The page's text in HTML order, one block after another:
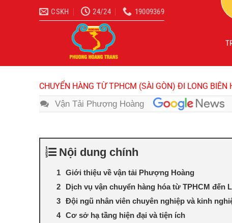
CSKH 24/24 19009369
CHUYỂN HÀNG TỪ TPHCM (SÀI GÒN) ĐI LONG BIÊN
Vận Tải Phượng Hoàng
Nội dung chính
Giới thiệu về vận tải Phượng Hoàng
Dịch vụ vận chuyển hàng hóa từ TPHCM đến
Đội ngũ nhân viên chuyên nghiệp và kinh
Cơ sở hạ tầng hiện đại và tiện ích